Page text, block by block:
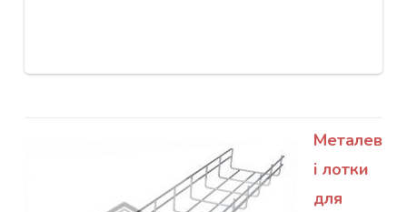
Металев
і лотки
для